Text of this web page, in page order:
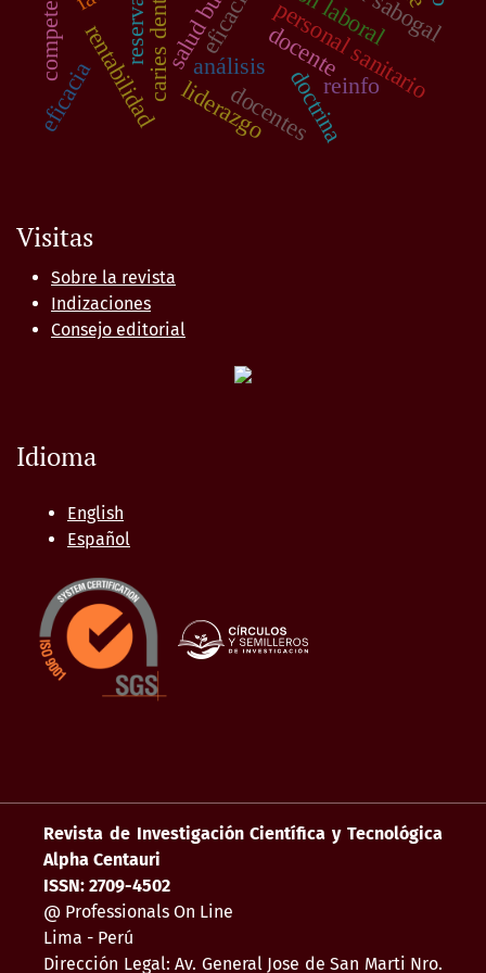
personal sanitario
caries dental docente
análisis doctrinareinfo
rentabilidad eficacia
eficacia liderazgodocentes
reserva
Visitas
Sobre la revista
Indizaciones
Consejo editorial
Idioma
English
Español
Revista de Investigación Científica y Tecnológica
Alpha Centauri
ISSN: 2709-4502
@ Professionals On Line
Lima - Perú
Dirección Legal: Av. General Jose de San Marti Nro.